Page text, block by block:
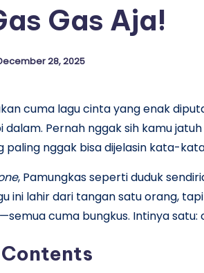
Gas Aja!
28, 2025
cuma lagu cinta yang enak
dalam. Pernah nggak sih kamu
paling nggak bisa dijelasin kata-
, Pamungkas seperti duduk
ini lahir dari tangan satu orang,
cuma bungkus. Intinya